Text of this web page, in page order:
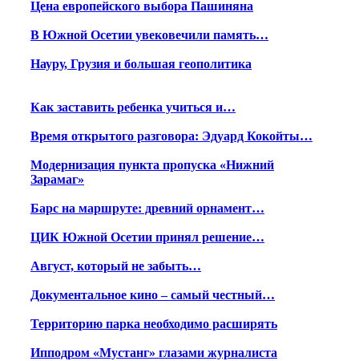
Цена европейского выбора Пашиняна
В Южной Осетии увековечили память…
Науру, Грузия и большая геополитика
Как заставить ребенка учиться и…
Время открытого разговора: Эдуард Кокойты…
Модернизация пункта пропуска «Нижний
Зарамаг»
Барс на маршруте: древний орнамент…
ЦИК Южной Осетии принял решение…
Август, который не забыть…
Документальное кино – самый честный…
Территорию парка необходимо расширять
Ипподром «Мустанг» глазами журналиста